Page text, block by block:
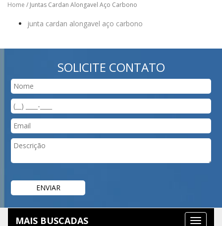
Home / Juntas Cardan Alongavel Aço Carbono
junta cardan alongavel aço carbono
SOLICITE CONTATO
MAIS BUSCADAS